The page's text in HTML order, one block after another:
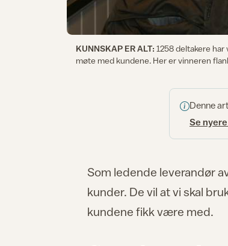
KUNNSKAP ER ALT: 1258 deltakere
møte med kundene. Her er vinneren
Denne
Se
Som ledende leverandør
kunder. De vil at vi skal
kundene fikk være med.